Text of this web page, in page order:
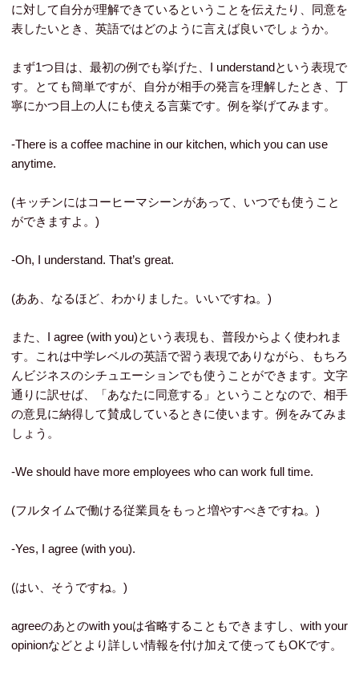
に対して自分が理解できているということを伝えたり、同意を
表したいとき、英語ではどのように言えば良いでしょうか。
まず1つ目は、最初の例でも挙げた、I understandという表現で
す。とても簡単ですが、自分が相手の発言を理解したとき、丁
寧にかつ目上の人にも使える言葉です。例を挙げてみます。
-There is a coffee machine in our kitchen, which you can use
anytime.
(キッチンにはコーヒーマシーンがあって、いつでも使うこと
ができますよ。)
-Oh, I understand. That’s great.
(ああ、なるほど、わかりました。いいですね。)
また、I agree (with you)という表現も、普段からよく使われま
す。これは中学レベルの英語で習う表現でありながら、もちろ
んビジネスのシチュエーションでも使うことができます。文字
通りに訳せば、「あなたに同意する」ということなので、相手
の意見に納得して賛成しているときに使います。例をみてみま
しょう。
-We should have more employees who can work full time.
(フルタイムで働ける従業員をもっと増やすべきですね。)
-Yes, I agree (with you).
(はい、そうですね。)
agreeのあとのwith youは省略することもできますし、with your
opinionなどとより詳しい情報を付け加えて使ってもOKです。